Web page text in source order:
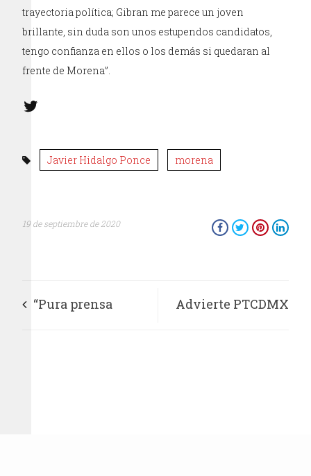
trayectoria política; Gibran me parece un joven
brillante, sin duda son unos estupendos candidatos,
tengo confianza en ellos o los demás si quedaran al
frente de Morena”.
Javier Hidalgo Ponce morena
19 de septiembre de 2020
“Pura prensa Advierte PTCDMX